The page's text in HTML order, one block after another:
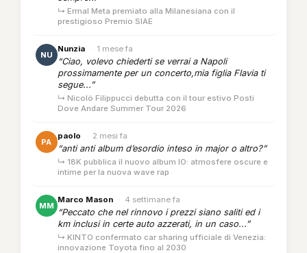
↳ Ermal Meta premiato alla Milanesiana con il
prestigioso Premio SIAE
NU
Nunzia · 1 mese fa
“Ciao, volevo chiederti se verrai a Napoli
prossimamente per un concerto,mia figlia Flavia ti
segue...”
↳ Nicolò Filippucci debutta con il tour estivo Posti
Dove Andare Summer Tour 2026
PA
paolo · 2 mesi fa
“anti anti album d’esordio inteso in major o altro?”
↳ 18K pubblica il nuovo album IO: atmosfere oscure e
intime per la nuova wave rap
MM
Marco Mason · 4 settimane fa
“Peccato che nel rinnovo i prezzi siano saliti ed i
km inclusi in certe auto azzerati, in un caso...”
↳ KINTO confermato car sharing ufficiale di Venezia:
innovazione Toyota fino al 2030